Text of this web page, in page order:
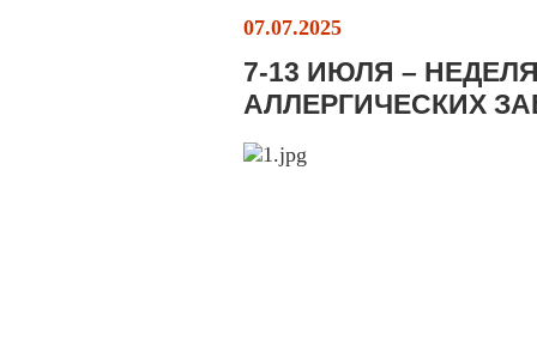
07.07.2025
7-13 ИЮЛЯ –
АЛЛЕРГИЧЕСКИХ